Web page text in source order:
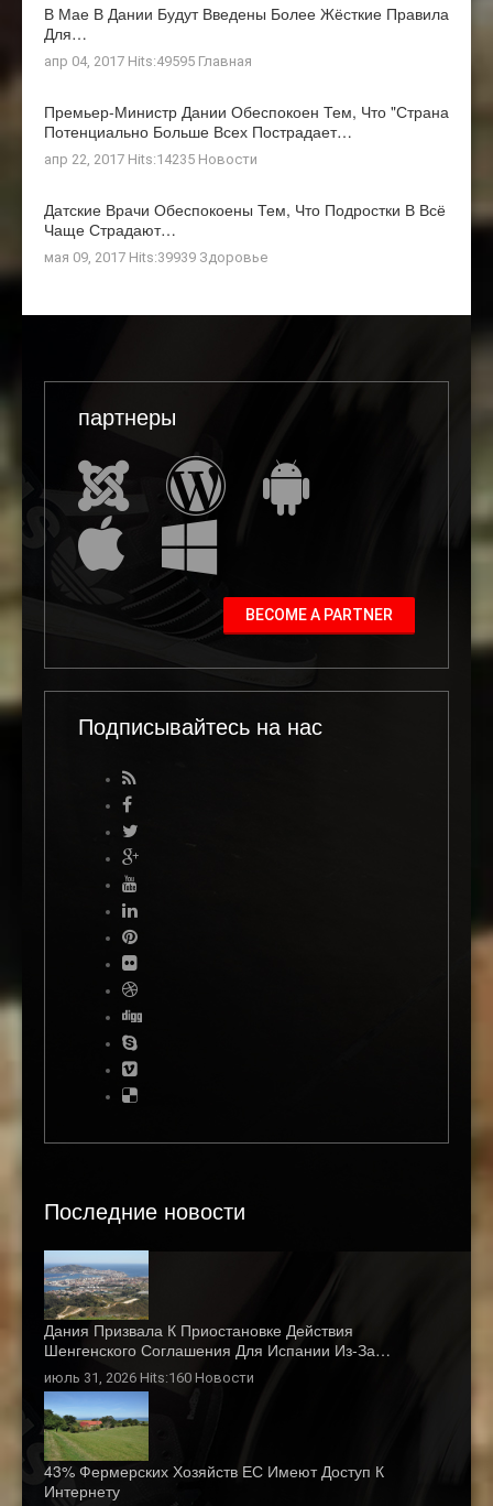
В Мае В Дании Будут Введены Более Жёсткие Правила
Для…
апр 04, 2017 Hits:49595 Главная
Премьер-Министр Дании Обеспокоен Тем, Что "страна
Потенциально Больше Всех Пострадает…
апр 22, 2017 Hits:14235 Новости
Датские Врачи Обеспокоены Тем, Что Подростки В Всё
Чаще Страдают…
мая 09, 2017 Hits:39939 Здоровье
партнеры
BECOME A PARTNER
Подписывайтесь на нас
Последние новости
Дания Призвала К Приостановке Действия
Шенгенского Соглашения Для Испании Из-За…
июль 31, 2026 Hits:160 Новости
43% Фермерских Хозяйств ЕС Имеют Доступ К
Интернету